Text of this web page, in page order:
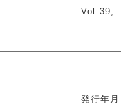
Vol.39
発行年月